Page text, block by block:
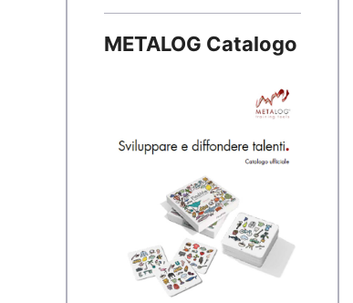
METALOG Catalogo